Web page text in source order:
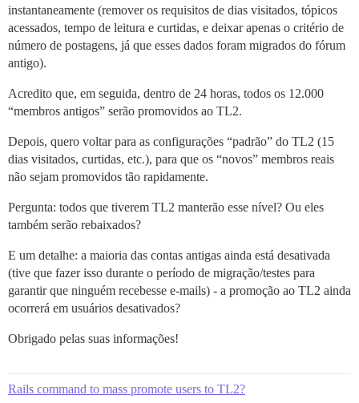
instantaneamente (remover os requisitos de dias visitados, tópicos
acessados, tempo de leitura e curtidas, e deixar apenas o critério de
número de postagens, já que esses dados foram migrados do fórum
antigo).
Acredito que, em seguida, dentro de 24 horas, todos os 12.000
“membros antigos” serão promovidos ao TL2.
Depois, quero voltar para as configurações “padrão” do TL2 (15
dias visitados, curtidas, etc.), para que os “novos” membros reais
não sejam promovidos tão rapidamente.
Pergunta: todos que tiverem TL2 manterão esse nível? Ou eles
também serão rebaixados?
E um detalhe: a maioria das contas antigas ainda está desativada
(tive que fazer isso durante o período de migração/testes para
garantir que ninguém recebesse e-mails) - a promoção ao TL2 ainda
ocorrerá em usuários desativados?
Obrigado pelas suas informações!
Rails command to mass promote users to TL2?